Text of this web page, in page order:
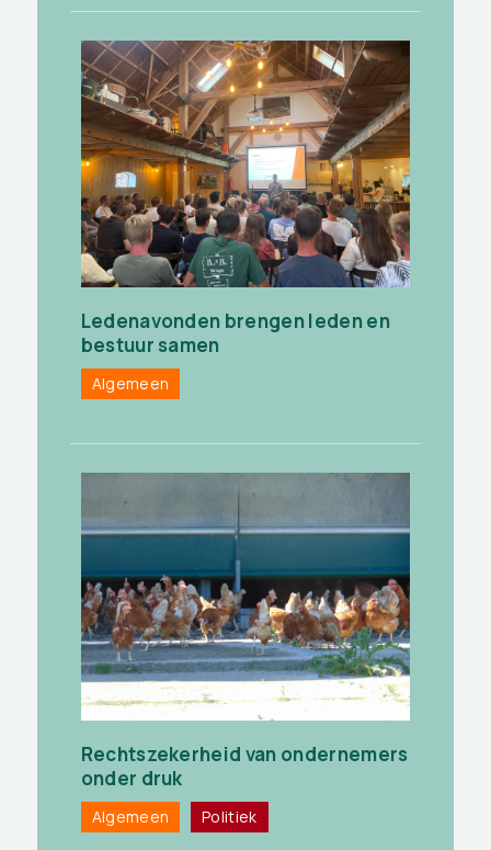
Ledenavonden brengen leden en
bestuur samen
Algemeen
Rechtszekerheid van ondernemers
onder druk
Algemeen Politiek